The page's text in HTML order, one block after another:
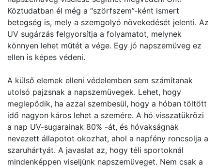
Köztudatban él még a “szörfszem”-ként ismert
betegség is, mely a szemgolyó növekedését jelenti. Az
UV sugárzás felgyorsítja a folyamatot, melynek
könnyen lehet műtét a vége. Egy jó napszemüveg ez
ellen is képes védeni.
A külső elemek elleni védelemben sem számítanak
utolsó pajzsnak a napszemüvegek. Lehet, hogy
meglepődik, ha azzal szembesül, hogy a hóban töltött
idő nagyon káros lehet a szemére. A hó visszatükrözi
a nap UV-sugarainak 80% -át, és hóvakságnak
nevezett állapotot okozhat, ahol a napfény roncsolja a
szaruhártyát. A javaslat az, hogy téli sportoknál
mindenképpen viseljünk napszemüveget. Nem csak a